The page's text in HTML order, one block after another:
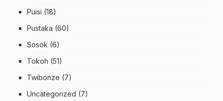
Puisi (18)
Pustaka (60)
Sosok (6)
Tokoh (51)
Twibonze (7)
Uncategorized (7)